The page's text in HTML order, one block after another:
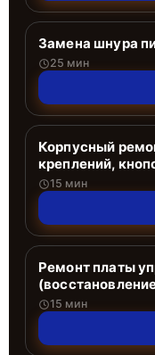
Замена шнура
25 мин
Корпусный
креплений,
15 мин
Ремонт платы
15 мин